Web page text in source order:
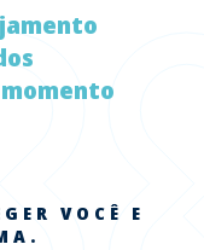
VOCÊ E